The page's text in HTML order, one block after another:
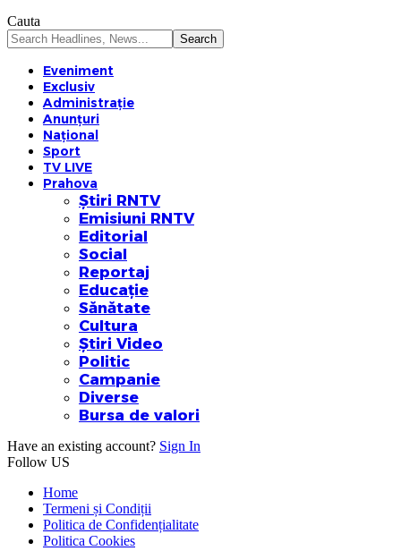
Cauta
Eveniment
Exclusiv
Administrație
Anunțuri
Național
Sport
TV LIVE
Prahova
Știri RNTV
Emisiuni RNTV
Editorial
Social
Reportaj
Educație
Sănătate
Cultura
Știri Video
Politic
Campanie
Diverse
Bursa de valori
Have an existing account? Sign In
Follow US
Home
Termeni și Condiții
Politica de Confidențialitate
Politica Cookies